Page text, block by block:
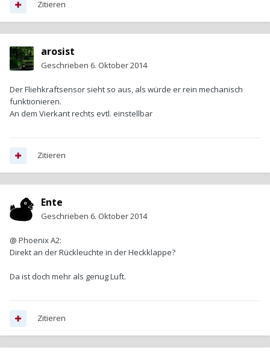
Zitieren
arosist
Geschrieben 6. Oktober 2014
Der Fliehkraftsensor sieht so aus, als würde er rein mechanisch
funktionieren.
An dem Vierkant rechts evtl. einstellbar
Zitieren
Ente
Geschrieben 6. Oktober 2014
@ Phoenix A2:
Direkt an der Rückleuchte in der Heckklappe?
Da ist doch mehr als genug Luft.
Zitieren